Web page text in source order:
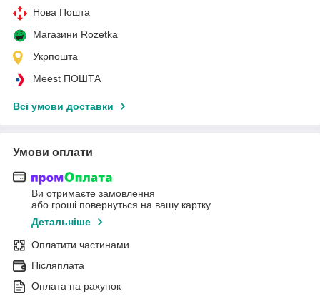
Нова Пошта
Магазини Rozetka
Укрпошта
Meest ПОШТА
Всі умови доставки
Умови оплати
Ви отримаєте замовлення
або гроші повернуться на вашу картку
Детальніше
Оплатити частинами
Післяплата
Оплата на рахунок